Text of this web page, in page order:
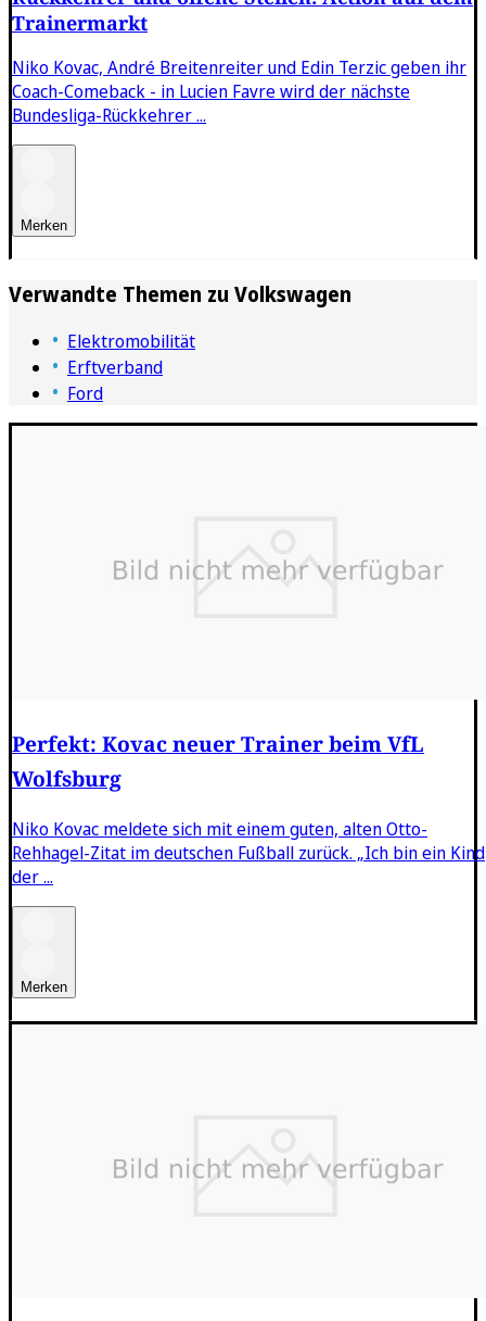
Trainermarkt
Niko Kovac, André Breitenreiter und Edin Terzic geben ihr
Coach-Comeback - in Lucien Favre wird der nächste
Bundesliga-Rückkehrer ...
Merken
Verwandte Themen zu Volkswagen
Elektromobilität
Erftverband
Ford
Perfekt: Kovac neuer Trainer beim VfL
Wolfsburg
Niko Kovac meldete sich mit einem guten, alten Otto-
Rehhagel-Zitat im deutschen Fußball zurück. „Ich bin ein Kind
der ...
Merken